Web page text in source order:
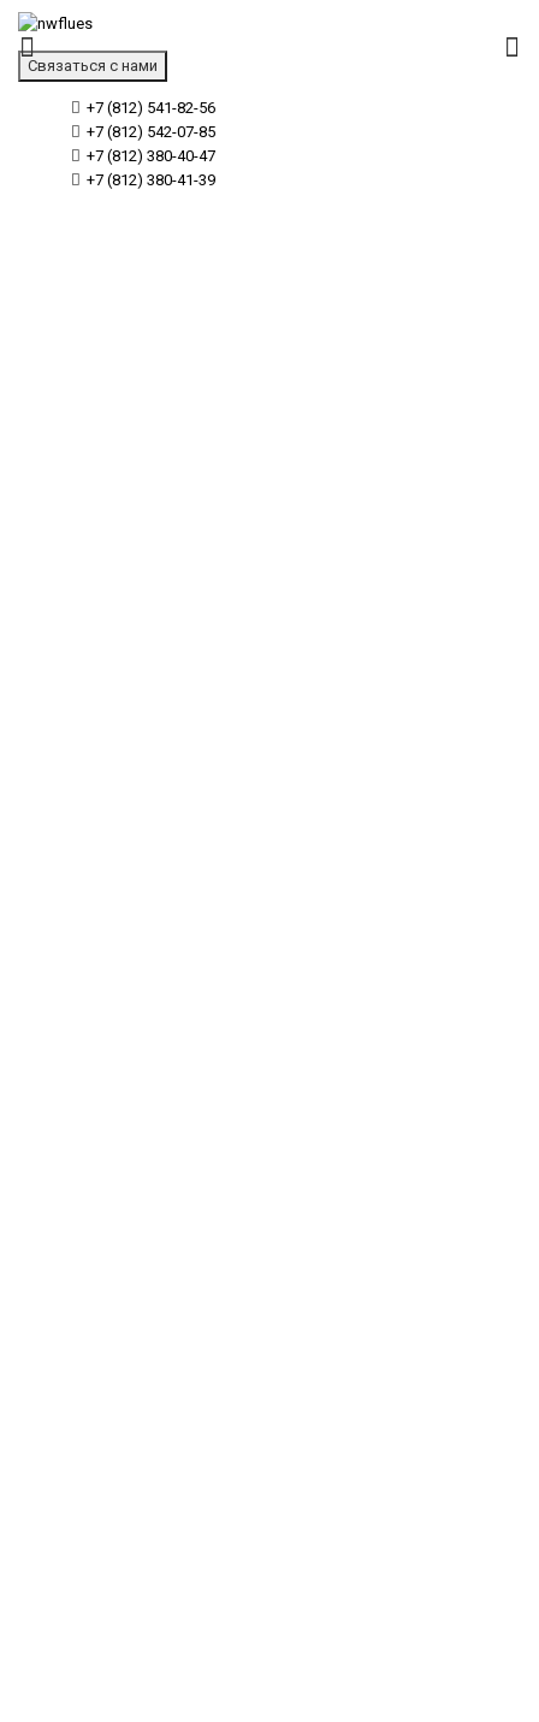
Связаться с нами
+7 (812) 541-82-56
+7 (812) 542-07-85
+7 (812) 380-40-47
+7 (812) 380-41-39